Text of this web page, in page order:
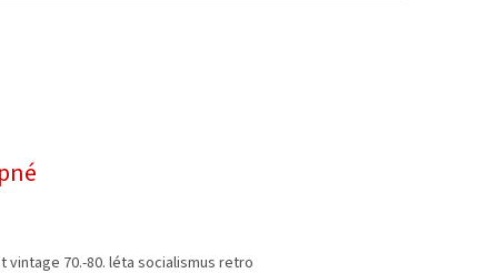
vintage 70.-80. léta socialismus retro